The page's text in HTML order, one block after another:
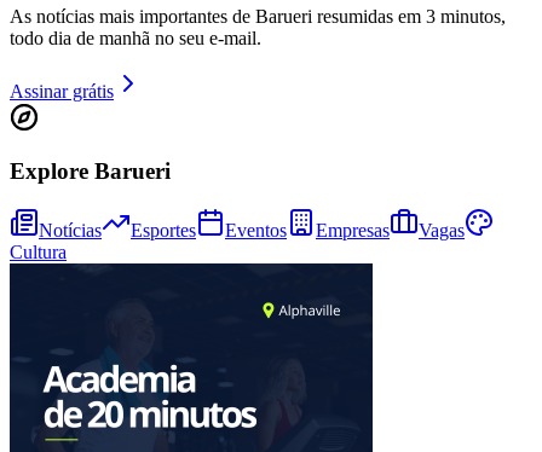
As notícias mais importantes de Barueri resumidas em 3 minutos,
todo dia de manhã no seu e-mail.
Assinar grátis
Explore Barueri
Notícias Esportes Eventos Empresas
Vagas
Cultura